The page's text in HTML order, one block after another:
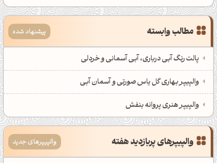
مطالب وابسته پیشنهاد شده
پالت رنگ آبی درباری، آبی آسمانی و خردلی
والپیپر بهاری گل یاس صورتی و آسمان آبی
والپیپر هنری پروانه بنفش
والپیپرهای پربازدید هفته والپیپرهای جدید